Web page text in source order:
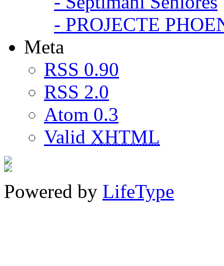
- PROJECTE
Meta
RSS 0.90
RSS 2.0
Atom 0.3
Valid XHTML
Powered by LifeType